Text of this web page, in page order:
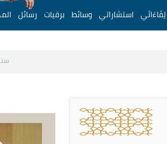
لِقَاءَاتَي استشاراتي وسائط برقيات رسائل